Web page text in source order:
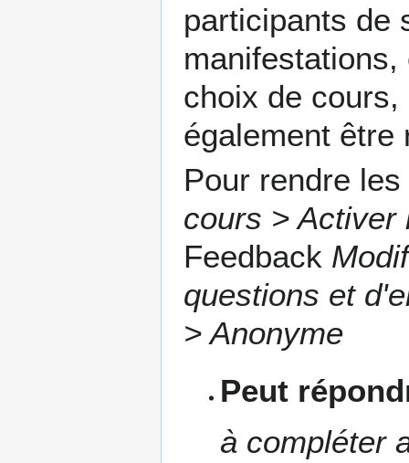
participants de
choix de
également être
Pour rendre
cours > Activer
Feedback
questions et
> Anonyme
Peut
à compléter